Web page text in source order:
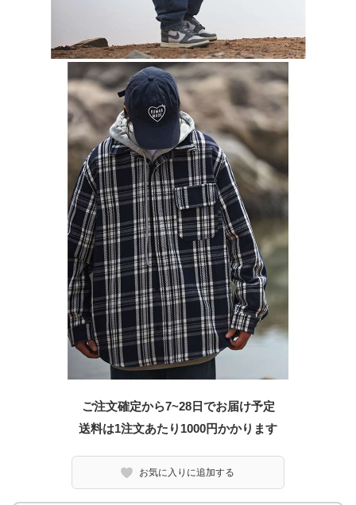
ご注文確定から7~28日でお届け予定
送料は1注文あたり 1000円かかります
お気に入りに追加する